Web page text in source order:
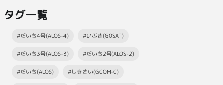
タグ一覧
#だいち4号(ALOS-4) #いぶき(GOSAT)
#だいち3号(ALOS-3) #だいち2号(ALOS-2)
#だいち(ALOS) #しきさい(GCOM-C)